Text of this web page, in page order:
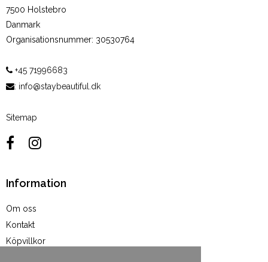
7500 Holstebro
Danmark
Organisationsnummer: 30530764
+45 71996683
: info@staybeautiful.dk
Sitemap
Information
Om oss
Kontakt
Köpvillkor